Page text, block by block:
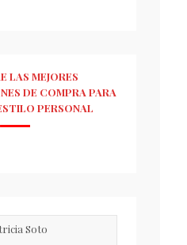
LAS MEJORES
DE COMPRA PARA
PERSONAL